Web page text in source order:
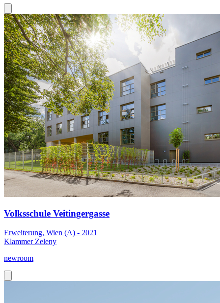
Volksschule Veitingergasse
Erweiterung, Wien (A) - 2021
Klammer Zeleny
newroom